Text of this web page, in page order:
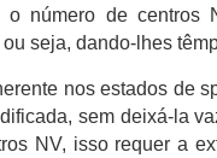
o número de centros
seja, dando-lhes
nos estados de
sem deixá-la
NV, isso requer a